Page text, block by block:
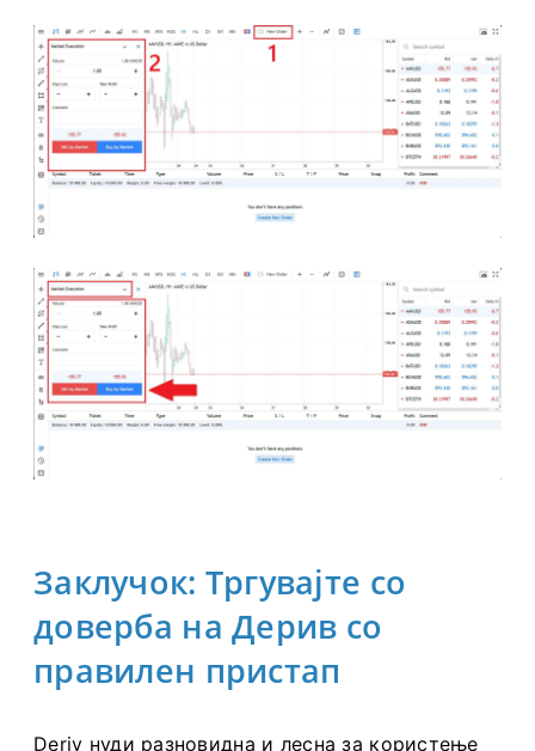
Заклучок: Тргувајте со
доверба на Дерив со
правилен пристап